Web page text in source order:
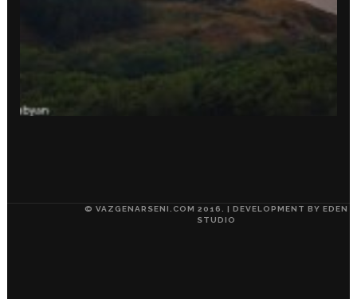
© VAZGENARSENI.COM 2016. | DEVELOPMENT BY EDEN
STUDIO